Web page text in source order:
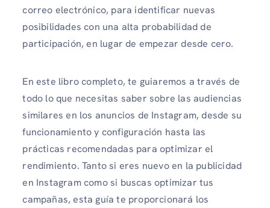
correo electrónico, para identificar nuevas
posibilidades con una alta probabilidad de
participación, en lugar de empezar desde cero.
En este libro completo, te guiaremos a través de
todo lo que necesitas saber sobre las audiencias
similares en los anuncios de Instagram, desde su
funcionamiento y configuración hasta las
prácticas recomendadas para optimizar el
rendimiento. Tanto si eres nuevo en la publicidad
en Instagram como si buscas optimizar tus
campañas, esta guía te proporcionará los